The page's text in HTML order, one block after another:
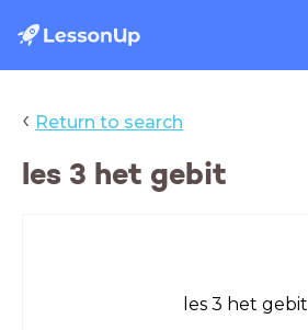
‹ Return to search
les 3 het gebit
les 3 het gebit